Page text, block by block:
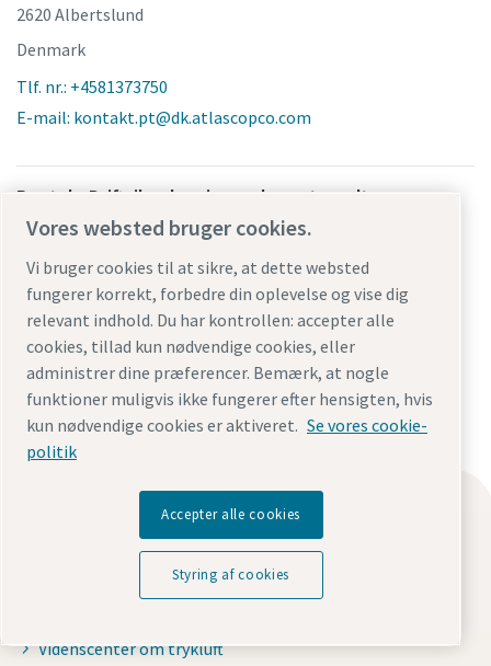
2620 Albertslund
Denmark
Tlf. nr.: +4581373750
E-mail: kontakt.pt@dk.atlascopco.com
Rental - Driftsikre løsninger døgnet rundt
Djursvang 5b
2620 Albertslund
Denmark
Tlf. nr.: +4524942600
E-mail: rental@dk.atlascopco.com
Find det, du søger her
Oliefrie kompressorer
Oliesmurte kompressorer
Videnscenter om trykluft
Vores websted bruger cookies.
Vi bruger cookies til at sikre, at dette websted
fungerer korrekt, forbedre din oplevelse og vise dig
relevant indhold. Du har kontrollen: accepter alle
cookies, tillad kun nødvendige cookies, eller
administrer dine præferencer. Bemærk, at nogle
funktioner muligvis ikke fungerer efter hensigten, hvis
kun nødvendige cookies er aktiveret. Se vores cookie-
politik
Accepter alle cookies
Styring af cookies